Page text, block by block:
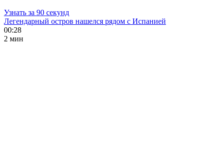
Узнать за 90 секунд
Легендарный остров нашелся рядом с Испанией
00:28
2 мин